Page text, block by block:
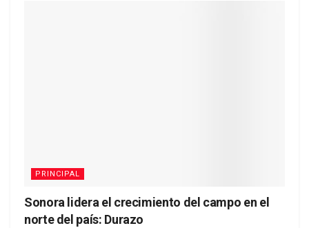
PRINCIPAL
Sonora lidera el crecimiento del campo en el
norte del país: Durazo